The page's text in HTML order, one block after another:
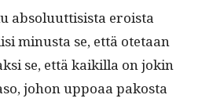
absolu­ut­ti­sista eroista
minus­ta se, että ote­taan
se, että kaikil­la on jokin
johon uppoaa pakos­ta